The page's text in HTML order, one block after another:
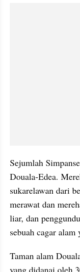
Sejumlah
Douala-Edea.
sukarelawan dari
merawat dan
liar, dan
sebuah cagar
Taman alam
yang didanai oleh